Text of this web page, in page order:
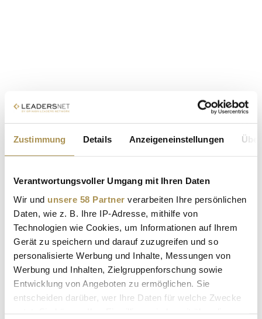
Zustimmung Details Anzeigeneinstellungen
Verantwortungsvoller Umgang mit Ihren Daten
Wir und unsere 58 Partner verarbeiten Ihre persönlichen
Daten, wie z. B. Ihre IP-Adresse, mithilfe von
Technologien wie Cookies, um Informationen auf Ihrem
Gerät zu speichern und darauf zuzugreifen und so
personalisierte Werbung und Inhalte, Messungen von
Werbung und Inhalten, Zielgruppenforschung sowie
Entwicklung von Angeboten zu ermöglichen. Sie
entscheiden darüber, wer Ihre Daten für welche Zwecke